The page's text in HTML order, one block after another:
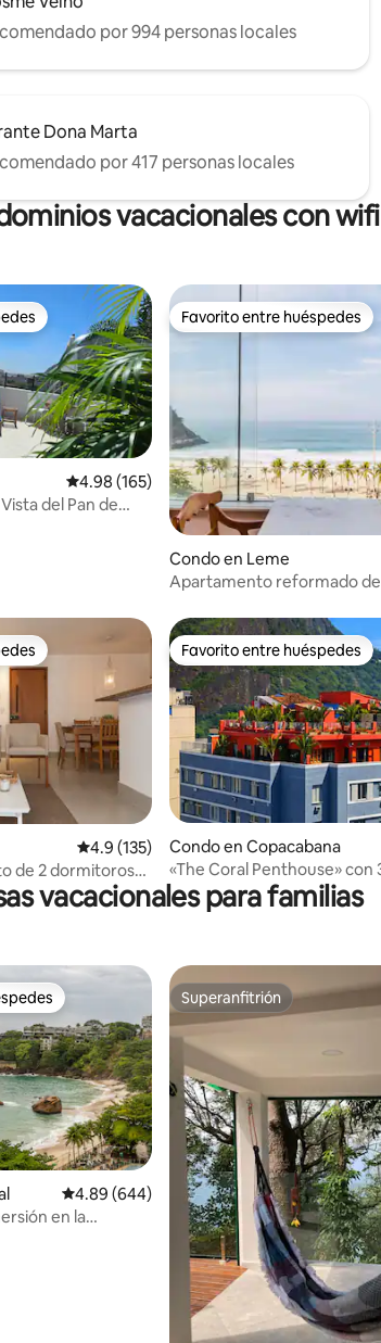
por 994 personas locales
Dona Marta
por 417 personas locales
vacacionales con wifi
reseñas
Calificación promedio: 4.98 de 5, 165
4.98 (165)
del Pan de
Favorito entre huéspedes
Favorito entre huéspedes
Condo en Leme
Apartamento reformado
reseñas Calificación promedio: 4.9 de 5, 135
4.9 (135)
de 2 dormitoros
con garaje
Favorito entre huéspedes
Favorito entre huéspedes
Condo en Copacabana
«The Coral Penthouse» con
Aire acondicionado en todas
habitaciones
vacacionales para familias
reseñas
preferido
Calificación promedio: 4.89 de 5, 644
4.89 (644)
en la
Superanfitrión
Superanfitrión